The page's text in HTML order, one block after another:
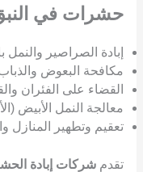
حشرات في
إبادة الصراصير والنمل
مكافحة البعوض
القضاء على الفئران
معالجة النمل الأبيض
تعقيم وتطهير
تقدم شركات إبادة